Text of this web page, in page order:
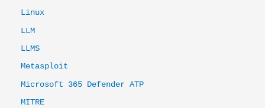
Linux
LLM
LLMS
Metasploit
Microsoft 365 Defender ATP
MITRE